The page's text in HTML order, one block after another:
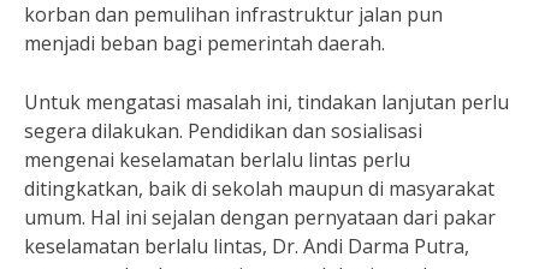
korban dan pemulihan infrastruktur jalan pun
menjadi beban bagi pemerintah daerah.
Untuk mengatasi masalah ini, tindakan lanjutan perlu
segera dilakukan. Pendidikan dan sosialisasi
mengenai keselamatan berlalu lintas perlu
ditingkatkan, baik di sekolah maupun di masyarakat
umum. Hal ini sejalan dengan pernyataan dari pakar
keselamatan berlalu lintas, Dr. Andi Darma Putra,